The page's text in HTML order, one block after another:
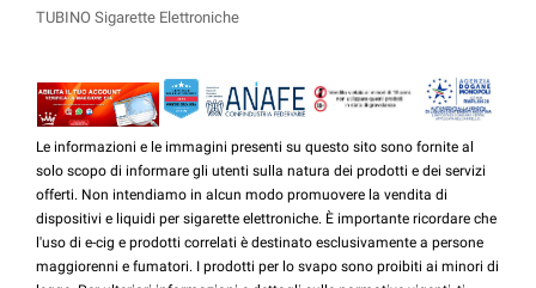
TUBINO Sigarette Elettroniche
Le informazioni e le immagini presenti su questo sito sono fornite al
solo scopo di informare gli utenti sulla natura dei prodotti e dei servizi
offerti. Non intendiamo in alcun modo promuovere la vendita di
dispositivi e liquidi per sigarette elettroniche. È importante ricordare che
l'uso di e-cig e prodotti correlati è destinato esclusivamente a persone
maggiorenni e fumatori. I prodotti per lo svapo sono proibiti ai minori di